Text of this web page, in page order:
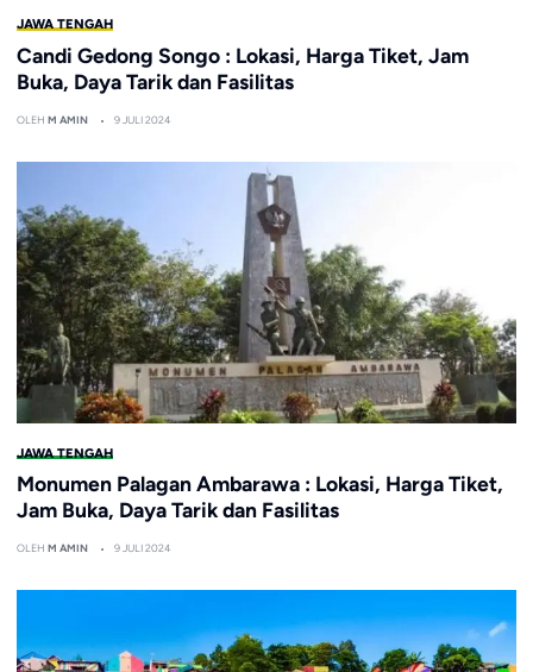
JAWA TENGAH
Candi Gedong Songo : Lokasi, Harga Tiket, Jam
Buka, Daya Tarik dan Fasilitas
OLEH M AMIN 9 JULI 2024
JAWA TENGAH
Monumen Palagan Ambarawa : Lokasi, Harga Tiket,
Jam Buka, Daya Tarik dan Fasilitas
OLEH M AMIN 9 JULI 2024